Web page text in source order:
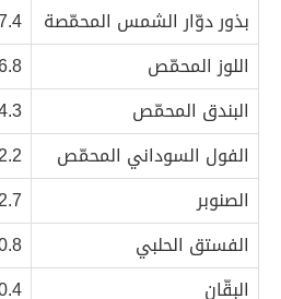
بذور دوّار الشمس المحمّصة
اللوز المحمّص
البندق المحمّص
الفول السوداني المحمّص
الصنوبر
الفستق الحلبي
البقّان